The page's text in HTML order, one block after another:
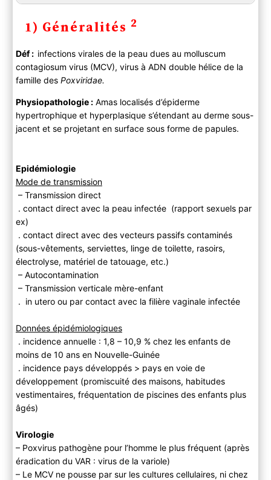
2) Diagnostic
Anamnèse
Examen physique
B ) Paraclinique
C ) Diagnostic différentiel
3) Evolution
A) Histoire naturelle
A) Bilan
B) Traitement
Moyens
1) Généralités 2
Déf : infections virales de la peau dues au molluscum
contagiosum virus (MCV), virus à ADN double hélice de la
famille des Poxviridae.
Physiopathologie :Amas localisés d’épiderme
hypertrophique et hyperplasique s’étendant au derme sous-
jacent et se projetant en surface sous forme de papules.
Epidémiologie
Mode de transmission
– Transmission direct
. contact direct avec la peau infectée (rapport sexuels par
ex)
. contact direct avec des vecteurs passifs contaminés
(sous-vêtements, serviettes, linge de toilette, rasoirs,
électrolyse, matériel de tatouage, etc.)
– Autocontamination
– Transmission verticale mère-enfant
. in utero ou par contact avec la filière vaginale infectée
Données épidémiologiques
. incidence annuelle : 1,8 – 10,9 % chez les enfants de
moins de 10 ans en Nouvelle-Guinée
. incidence pays développés > pays en voie de
développement (promiscuité des maisons, habitudes
vestimentaires, fréquentation de piscines des enfants plus
âgés)
Virologie
– Poxvirus pathogène pour l’homme le plus fréquent (après
éradication du VAR : virus de la variole)
– Le MCV ne pousse par sur les cultures cellulaires, ni chez